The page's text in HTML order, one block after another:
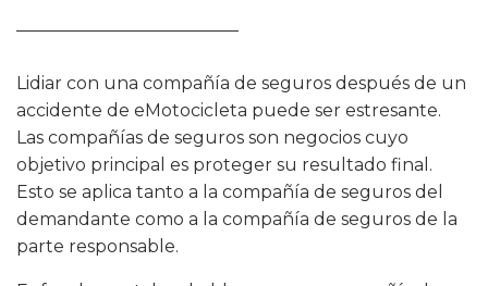
Lidiar con una compañía de seguros después de un
accidente de eMotocicleta puede ser estresante.
Las compañías de seguros son negocios cuyo
objetivo principal es proteger su resultado final.
Esto se aplica tanto a la compañía de seguros del
demandante como a la compañía de seguros de la
parte responsable.